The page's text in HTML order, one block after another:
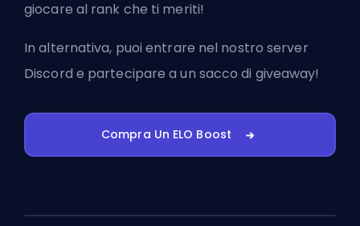
giocare al rank che ti meriti!
In alternativa, puoientrare nel nostro server
Discord e partecipare a un sacco di giveaway!
Compra Un ELO Boost